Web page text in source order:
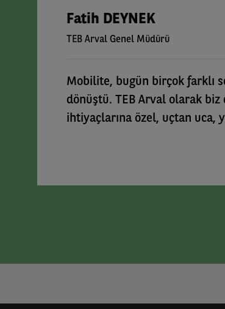
Fatih DEYNEK
TEB Arval Genel Müdürü
Mobilite, bugün birçok farklı
dönüştü. TEB Arval olarak
ihtiyaçlarına özel, uçtan